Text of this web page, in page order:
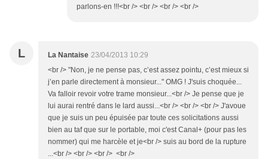
parlons-en !!!<br /> <br /> <br /> <br />
L La Nantaise 23/04/2013 10:29
<br /> "Non, je ne pense pas, c’est assez pointu, c’est mieux si
j’en parle directement à monsieur..." OMG ! J'suis choquée...
Va falloir revoir votre trame monsieur...<br /> Je pense que je
lui aurai rentré dans le lard aussi...<br /> <br /> <br /> J'avoue
que je suis un peu épuisée par toute ces solicitations aussi
bien au taf que sur le portable, moi c'est Canal+ (pour pas les
nommer) qui me harcèle et je<br /> suis au bord de la rupture
...<br /> <br /> <br /> <br />